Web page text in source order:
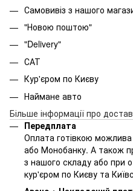
Самовивіз з нашого
"Новою поштою"
"Delivery"
САТ
Кур'єром по Києву
Наймане авто
Більше інформації про
Передплата
Оплата готівкою
або Монобанку. А також
з нашого складу або при
кур'єром по Києву та